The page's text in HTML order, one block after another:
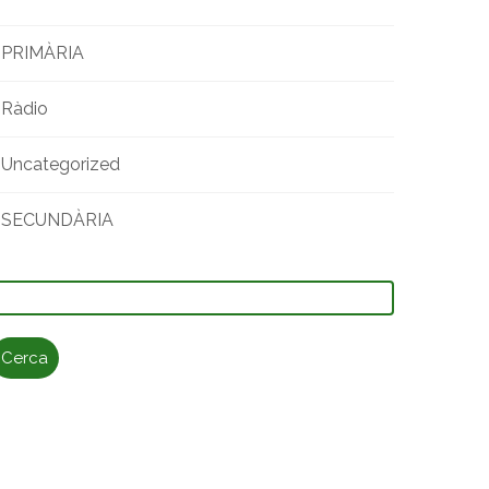
PRIMÀRIA
Ràdio
Uncategorized
SECUNDÀRIA